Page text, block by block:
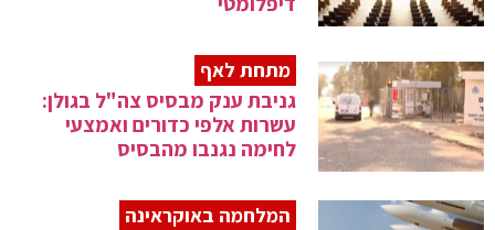
מתחת לאף
גניבת ענק מבסיס צה"ל בגולן:
עשרות אלפי כדורים ואמצעי
לחימה נגנבו מהבסיס
המלחמה באוקראינה